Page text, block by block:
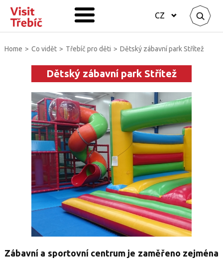
CZ
Home > Co vidět > Třebíč pro děti > Dětský zábavní park Střítež
Dětský zábavní park Střítež
Zábavní a sportovní centrum je zaměřeno zejména